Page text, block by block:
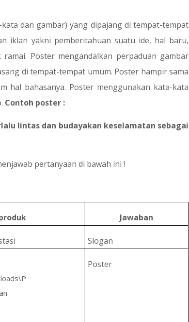
dan gambar) yang dipajang di tempat-tempat
iklan yakni pemberitahuan suatu ide, hal baru,
Poster mengandalkan perpaduan gambar
di tempat-tempat umum. Poster hampir sama
hal bahasanya. Poster menggunakan kata-kata
Contoh poster :
lintas dan budayakan keselamatan sebagai
pertanyaan di bawah ini !
Jawaban
Slogan
Poster